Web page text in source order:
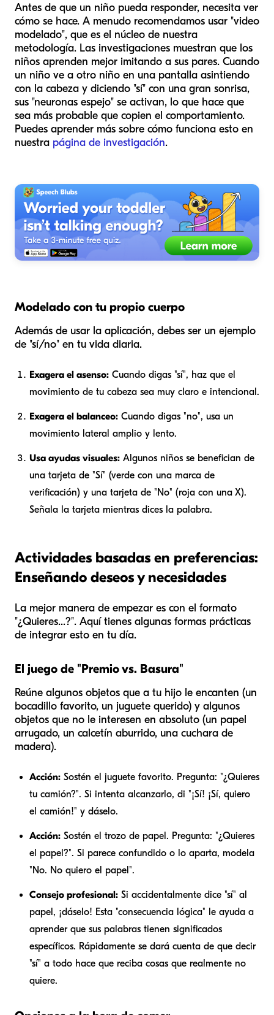
Antes de que un niño pueda responder, necesita ver
cómo se hace. A menudo recomendamos usar "video
modelado", que es el núcleo de nuestra
metodología. Las investigaciones muestran que los
niños aprenden mejor imitando a sus pares. Cuando
un niño ve a otro niño en una pantalla asintiendo
con la cabeza y diciendo "sí" con una gran sonrisa,
sus "neuronas espejo" se activan, lo que hace que
sea más probable que copien el comportamiento.
Puedes aprender más sobre cómo funciona esto en
nuestra página de investigación.
Modelado con tu propio cuerpo
Además de usar la aplicación, debes ser un ejemplo
de "sí/no" en tu vida diaria.
Exagera el asenso: Cuando digas "sí", haz que el
movimiento de tu cabeza sea muy claro e intencional.
Exagera el balanceo: Cuando digas "no", usa un
movimiento lateral amplio y lento.
Usa ayudas visuales: Algunos niños se benefician de
una tarjeta de "Sí" (verde con una marca de
verificación) y una tarjeta de "No" (roja con una X).
Señala la tarjeta mientras dices la palabra.
Actividades basadas en preferencias:
Enseñando deseos y necesidades
La mejor manera de empezar es con el formato
"¿Quieres...?". Aquí tienes algunas formas prácticas
de integrar esto en tu día.
El juego de "Premio vs. Basura"
Reúne algunos objetos que a tu hijo le encanten (un
bocadillo favorito, un juguete querido) y algunos
objetos que no le interesen en absoluto (un papel
arrugado, un calcetín aburrido, una cuchara de
madera).
Acción: Sostén el juguete favorito. Pregunta: "¿Quieres
tu camión?". Si intenta alcanzarlo, di "¡Sí! ¡Sí, quiero
el camión!" y dáselo.
Acción: Sostén el trozo de papel. Pregunta: "¿Quieres
el papel?". Si parece confundido o lo aparta, modela
"No. No quiero el papel".
Consejo profesional: Si accidentalmente dice "sí" al
papel, ¡dáselo! Esta "consecuencia lógica" le ayuda a
aprender que sus palabras tienen significados
específicos. Rápidamente se dará cuenta de que decir
"sí" a todo hace que reciba cosas que realmente no
quiere.